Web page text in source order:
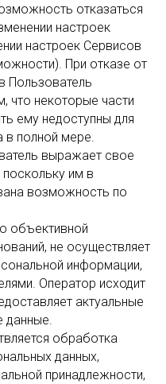
отказаться
настроек
настроек Сервисов
При отказе от
Пользователь
что некоторые части
ему недоступны для
в полной мере.
выражает свое
им в
возможность по
объективной
не осуществляет
информации,
Оператор исходит
актуальные
данные.
обработка
данных,
принадлежности,